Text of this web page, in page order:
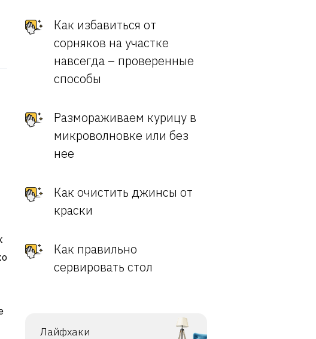
Как избавиться от
сорняков на участке
навсегда – проверенные
способы
Размораживаем курицу в
микроволновке или без
нее
Как очистить джинсы от
краски
Как правильно
сервировать стол
Лайфхаки